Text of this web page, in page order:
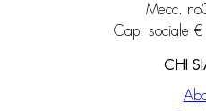
Mecc.
Cap. sociale
CHI